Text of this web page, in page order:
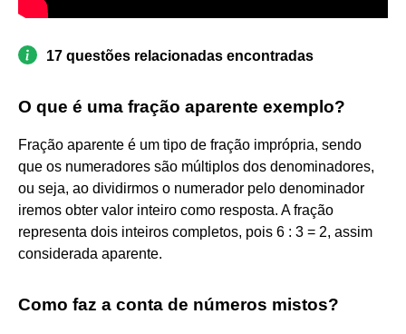
17 questões relacionadas encontradas
O que é uma fração aparente exemplo?
Fração aparente é um tipo de fração imprópria, sendo
que os numeradores são múltiplos dos denominadores,
ou seja, ao dividirmos o numerador pelo denominador
iremos obter valor inteiro como resposta. A fração
representa dois inteiros completos, pois 6 : 3 = 2, assim
considerada aparente.
Como faz a conta de números mistos?